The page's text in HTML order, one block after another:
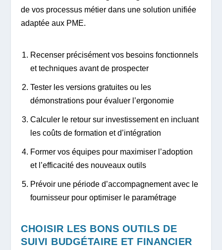
de vos processus métier dans une solution unifiée
adaptée aux PME.
Recenser précisément vos besoins fonctionnels
et techniques avant de prospecter
Tester les versions gratuites ou les
démonstrations pour évaluer l’ergonomie
Calculer le retour sur investissement en incluant
les coûts de formation et d’intégration
Former vos équipes pour maximiser l’adoption
et l’efficacité des nouveaux outils
Prévoir une période d’accompagnement avec le
fournisseur pour optimiser le paramétrage
CHOISIR LES BONS OUTILS DE
SUIVI BUDGÉTAIRE ET FINANCIER